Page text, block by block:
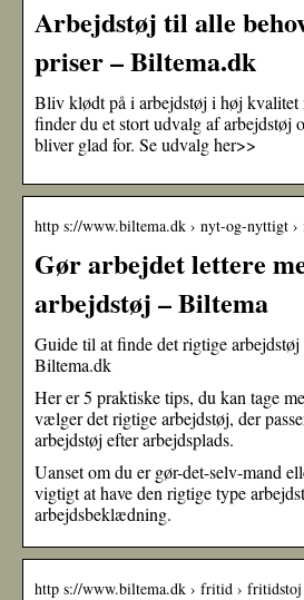
Arbejdstøj til alle
priser – Biltema.dk
Bliv klødt på i arbejdstøj i høj kvalitet
finder du et stort udvalg af arbejdstøj
bliver glad for. Se udvalg her>>
http s://www.biltema.dk › nyt-og-nyttigt ›
Gør arbejdet lettere
arbejdstøj – Biltema
Guide til at finde det rigtige
Biltema.dk
Her er 5 praktiske tips, du kan tage
vælger det rigtige arbejdstøj, der
arbejdstøj efter arbejdsplads.
Uanset om du er gør-det-selv-mand
vigtigt at have den rigtige type
arbejdsbeklædning.
http s://www.biltema.dk › fritid › fritidstoj